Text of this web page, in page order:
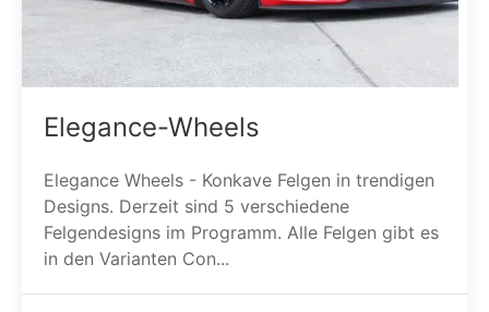
Elegance-Wheels
Elegance Wheels - Konkave Felgen in trendigen
Designs. Derzeit sind 5 verschiedene
Felgendesigns im Programm. Alle Felgen gibt es
in den Varianten Con...